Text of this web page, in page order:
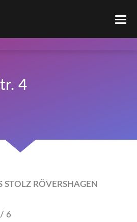
4
RÖVERSHAGEN
/ 6